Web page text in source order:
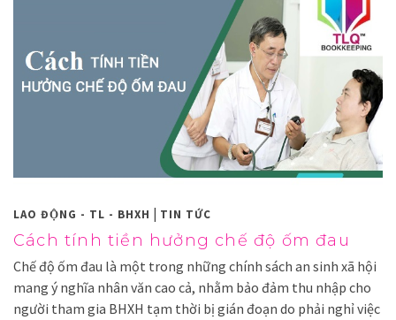
LAO ĐỘNG - TL - BHXH | TIN TỨC
Cách tính tiền hưởng chế độ ốm đau
Chế độ ốm đau là một trong những chính sách an sinh xã hội
mang ý nghĩa nhân văn cao cả, nhằm bảo đảm thu nhập cho
người tham gia BHXH tạm thời bị gián đoạn do phải nghỉ việc